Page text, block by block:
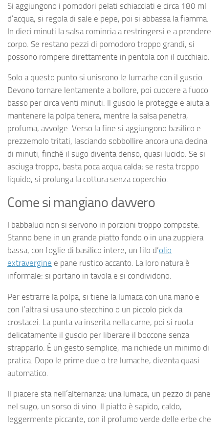
Si aggiungono i pomodori pelati schiacciati e circa 180 ml
d’acqua, si regola di sale e pepe, poi si abbassa la fiamma.
In dieci minuti la salsa comincia a restringersi e a prendere
corpo. Se restano pezzi di pomodoro troppo grandi, si
possono rompere direttamente in pentola con il cucchiaio.
Solo a questo punto si uniscono le lumache con il guscio.
Devono tornare lentamente a bollore, poi cuocere a fuoco
basso per circa venti minuti. Il guscio le protegge e aiuta a
mantenere la polpa tenera, mentre la salsa penetra,
profuma, avvolge. Verso la fine si aggiungono basilico e
prezzemolo tritati, lasciando sobbollire ancora una decina
di minuti, finché il sugo diventa denso, quasi lucido. Se si
asciuga troppo, basta poca acqua calda; se resta troppo
liquido, si prolunga la cottura senza coperchio.
Come si mangiano davvero
I babbaluci non si servono in porzioni troppo composte.
Stanno bene in un grande piatto fondo o in una zuppiera
bassa, con foglie di basilico intere, un filo d’olio
extravergine e pane rustico accanto. La loro natura è
informale: si portano in tavola e si condividono.
Per estrarre la polpa, si tiene la lumaca con una mano e
con l’altra si usa uno stecchino o un piccolo pick da
crostacei. La punta va inserita nella carne, poi si ruota
delicatamente il guscio per liberare il boccone senza
strapparlo. È un gesto semplice, ma richiede un minimo di
pratica. Dopo le prime due o tre lumache, diventa quasi
automatico.
Il piacere sta nell’alternanza: una lumaca, un pezzo di pane
nel sugo, un sorso di vino. Il piatto è sapido, caldo,
leggermente piccante, con il profumo verde delle erbe che